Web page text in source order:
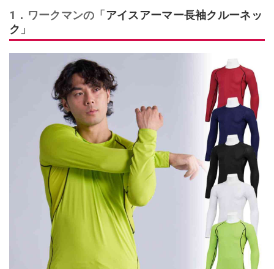
1．ワークマンの「 アイスアーマー長袖クルーネッ
ク 」